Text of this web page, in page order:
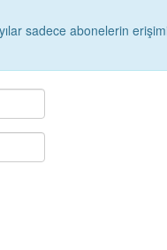
erişimine açık